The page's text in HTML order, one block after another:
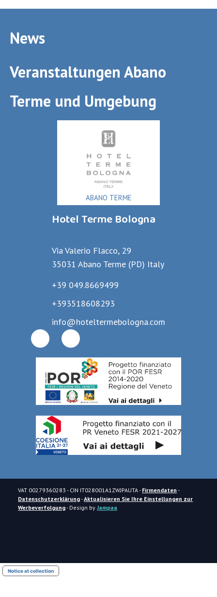
ABANO TERME
Hotel Terme Bologna
Via Valerio Flacco, 29
35031 Abano Terme (PD) Italy
+39 049.8669499
+393518608293
info@hoteltermebologna.com
News
Veranstaltungen Abano
Terme und Umgebung
VAT 00279360283 - CIN IT028001A1ZWJPAUTA- Firmendaten -
Datenschutzerklärung-Aktualisieren Sie Ihre Einstellungen zur
Werbeverfolgung- Design byJampaa
Notice at collection